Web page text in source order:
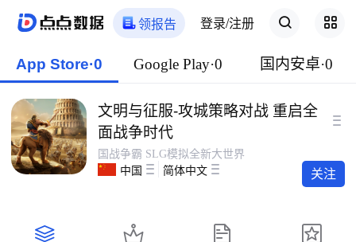
领报告 登录/注册
App Store·0 Google Play·0 国内安卓·0
文明与征服-攻城策略对战 重启全
面战争时代
国战争霸 SLG模拟全新大世界
中国
简体中文 关注